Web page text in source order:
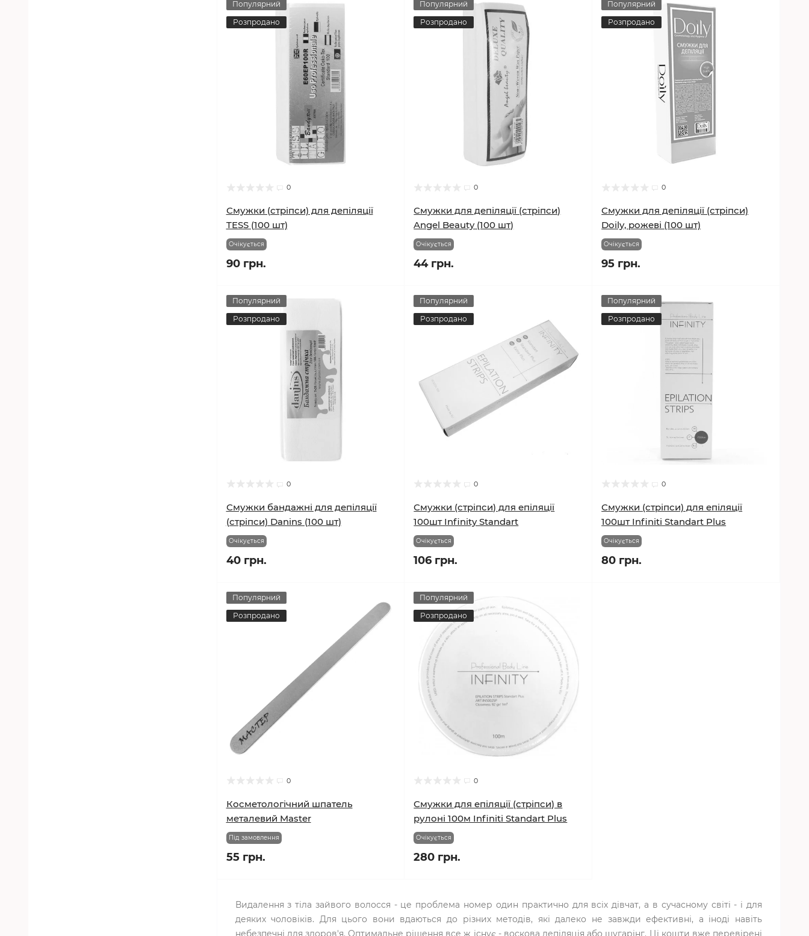
Популярний
Розпродано
0
Смужки (стріпси) для депіляції
TESS (100 шт)
Очікується
90 грн.
Популярний
Розпродано
0
Смужки для депіляції (стріпси)
Angel Beauty (100 шт)
Очікується
44 грн.
Популярний
Розпродано
0
Смужки для депіляції (стріпси)
Doily, рожеві (100 шт)
Очікується
95 грн.
Популярний
Розпродано
0
Смужки бандажні для депіляції
(стріпси) Danins (100 шт)
Очікується
40 грн.
Популярний
Розпродано
0
Смужки (стріпси) для епіляції
100шт Infinity Standart
Очікується
106 грн.
Популярний
Розпродано
0
Смужки (стріпси) для епіляції
100шт Infiniti Standart Plus
Очікується
80 грн.
Популярний
Розпродано
0
Косметологічний шпатель
металевий Master
Під замовлення
55 грн.
Популярний
Розпродано
0
Смужки для епіляції (стріпси) в
рулоні 100м Infiniti Standart Plus
Очікується
280 грн.
Видалення з тіла зайвого волосся - це проблема номер один практично для всіх дівчат, а в сучасному світі - і для
деяких чоловіків. Для цього вони вдаються до різних методів, які далеко не завжди ефективні, а іноді навіть
небезпечні для здоров'я. Оптимальне рішення все ж існує - воскова депіляція або шугарінг. Ці кошти вже перевірені